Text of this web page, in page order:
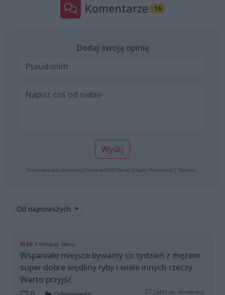
Komentarze 16
Dodaj swoją opinię
Wyślij
Formularz jest chroniony dzięki reCAPTCHA od Google: Prywatność | Warunki
Od najnowszych
ELKE 1 miesiąc temu
Wspaniałe miejsce bywamy co tydzień z mężem
super dobre wędliny ryby i wiele innych rzeczy
Warto przyjść
Zgłoś do moderacji